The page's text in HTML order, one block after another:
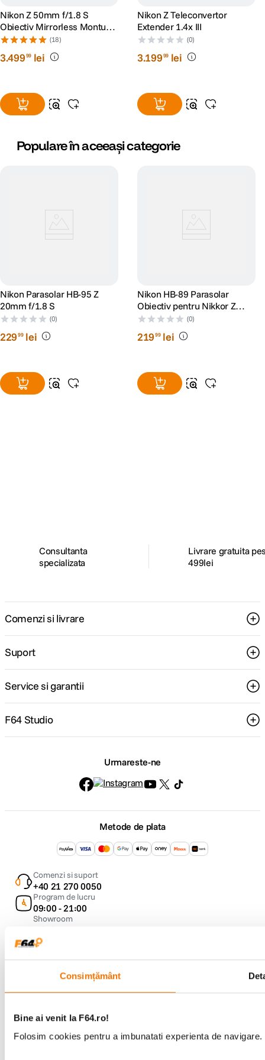
Consimțământ
Bine ai venit la F64.ro!
Folosim cookies pentru a imbunatati experienta de
Nikon Z 50mm f/1.8 S
Obiectiv Mirrorless Montura
Nikon Z
(18)
3.49999 lei
Nikon Z Teleconvertor
Extender 1.4x III
(0)
3.19999 lei
Populare în aceeași categorie
Nikon Parasolar HB-95 Z
20mm f/1.8 S
(0)
22999 lei
Nikon HB-89 Parasolar
Obiectiv pentru Nikkor Z
35mm f/1.8 S
(0)
21999 lei
Consultanta
specializata
Livrare gratuita
499lei
Comenzi si livrare
Suport
Service si garantii
F64 Studio
Urmareste-ne
Metode de plata
Comenzi si suport
+40 21 270 0050
Program de lucru
09:00 - 21:00
Showroom
Parteneri tehnologie: